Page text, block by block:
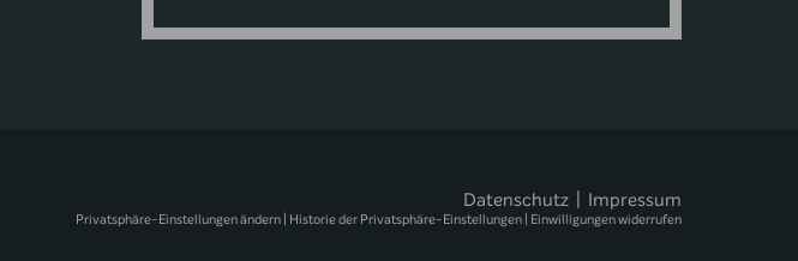
Datenschutz Impressum
Privatsphäre-Einstellungen ändern Historie der Privatsphäre-Einstellungen Einwilligungen widerrufen